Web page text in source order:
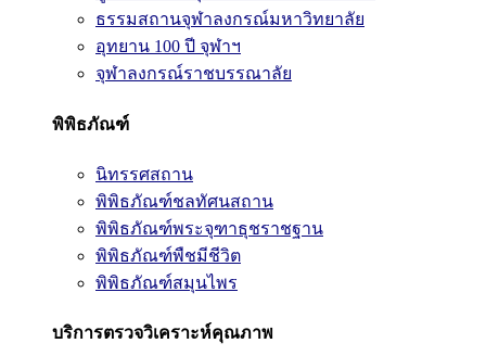
ธรรมสถานจุฬาลงกรณ์มหาวิทยาลัย
อุทยาน 100 ปี จุฬาฯ
จุฬาลงกรณ์ราชบรรณาลัย
พิพิธภัณฑ์
นิทรรศสถาน
พิพิธภัณฑ์ชลทัศนสถาน
พิพิธภัณฑ์พระจุฑาธุชราชฐาน
พิพิธภัณฑ์พืชมีชีวิต
พิพิธภัณฑ์สมุนไพร
บริการตรวจวิเคราะห์คุณภาพ